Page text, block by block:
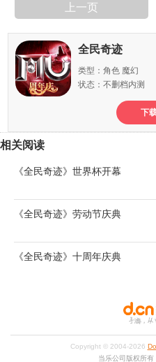
上一页
全民奇迹
类型：角色 魔幻
状态：不删档内测
下
相关阅读
《全民奇迹》世界杯开幕
《全民奇迹》劳动节庆典
《全民奇迹》十周年庆典
Copyright © 2004-2026
当乐公司版权所